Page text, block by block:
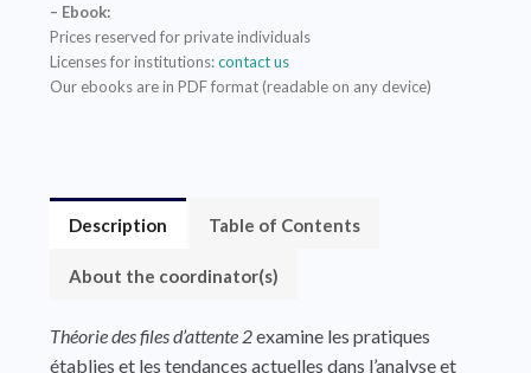
– Ebook:
Prices reserved for private individuals
Licenses for institutions:contact us
Our ebooks are in PDF format (readable on any device)
Description Table of Contents
About the coordinator(s)
Théorie des files d’attente 2examine les pratiques
établies et les tendances actuelles dans l’analyse et